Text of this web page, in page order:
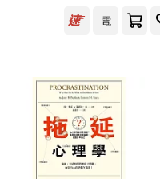
恵ノ島すず(14)
田畑由秋(14)
中國經濟出版社(86)
廣東人民出版社(86)
長江文藝出版社(86)
電